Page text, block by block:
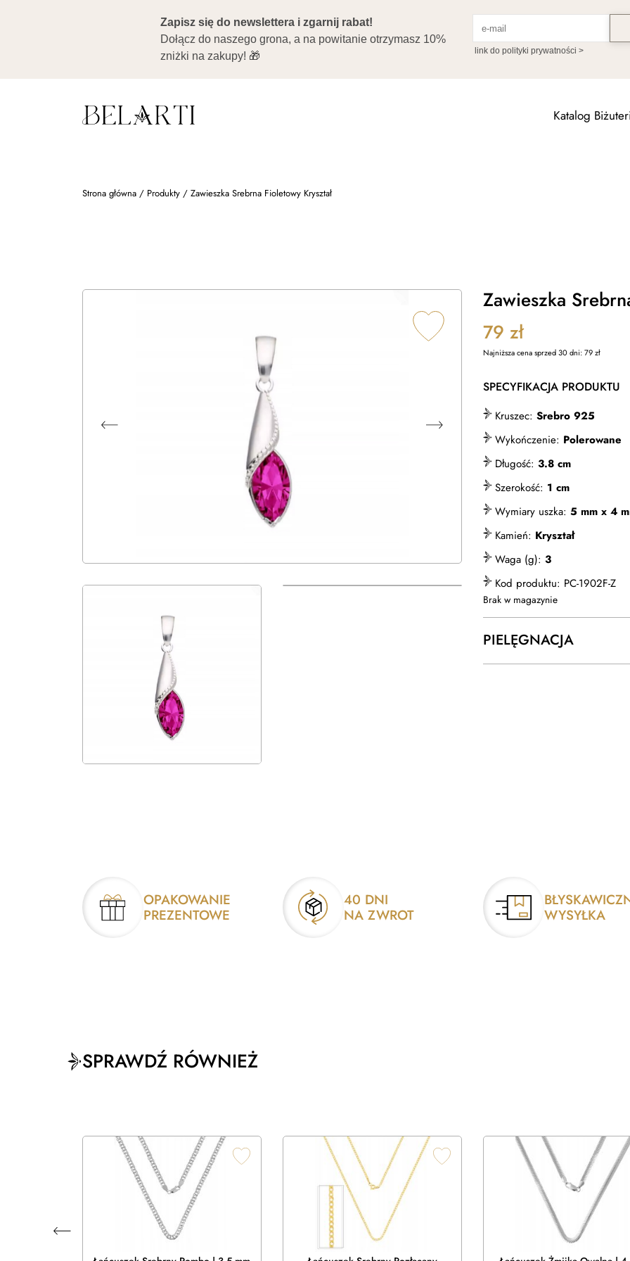
Katalog
Strona główna / Produkty / Zawieszka Srebrna Fioletowy Kryształ
Zawieszka
79 zł
Najniższa cena sprzed 30 dni:79zł
SPECYFIKACJA PRODUKTU
Kruszec: Srebro 925
Wykończenie: Polerowane
Długość: 3.8 cm
Szerokość: 1 cm
Wymiary uszka: 5 mm x 4
Kamień: Kryształ
Waga (g): 3
Kod produktu: PC-1902F-Z
Brak w magazynie
PIELĘGNACJA
OPAKOWANIE
PREZENTOWE
40 DNI
NA ZWROT
WYSYŁKA
SPRAWDŹ RÓWNIEŻ